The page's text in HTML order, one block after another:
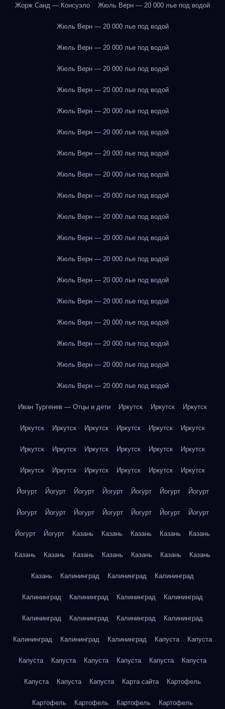
Жорж Санд — Консуэло Жюль Верн — 20 000 лье под водой
Жюль Верн — 20 000 лье под водой
Жюль Верн — 20 000 лье под водой
Жюль Верн — 20 000 лье под водой
Жюль Верн — 20 000 лье под водой
Жюль Верн — 20 000 лье под водой
Жюль Верн — 20 000 лье под водой
Жюль Верн — 20 000 лье под водой
Жюль Верн — 20 000 лье под водой
Жюль Верн — 20 000 лье под водой
Жюль Верн — 20 000 лье под водой
Жюль Верн — 20 000 лье под водой
Жюль Верн — 20 000 лье под водой
Жюль Верн — 20 000 лье под водой
Жюль Верн — 20 000 лье под водой
Жюль Верн — 20 000 лье под водой
Жюль Верн — 20 000 лье под водой
Жюль Верн — 20 000 лье под водой
Жюль Верн — 20 000 лье под водой
Иван Тургенев — Отцы и дети Иркутск Иркутск Иркутск
Иркутск Иркутск Иркутск Иркутск Иркутск Иркутск
Иркутск Иркутск Иркутск Иркутск Иркутск Иркутск
Иркутск Иркутск Иркутск Иркутск Иркутск Иркутск
Йогурт Йогурт Йогурт Йогурт Йогурт Йогурт Йогурт
Йогурт Йогурт Йогурт Йогурт Йогурт Йогурт Йогурт
Йогурт Йогурт Казань Казань Казань Казань Казань
Казань Казань Казань Казань Казань Казань Казань
Казань Калининград Калининград Калининград
Калининград Калининград Калининград Калининград
Калининград Калининград Калининград Калининград
Калининград Калининград Калининград Капуста Капуста
Капуста Капуста Капуста Капуста Капуста Капуста
Капуста Капуста Капуста Карта сайта Картофель
Картофель Картофель Картофель Картофель